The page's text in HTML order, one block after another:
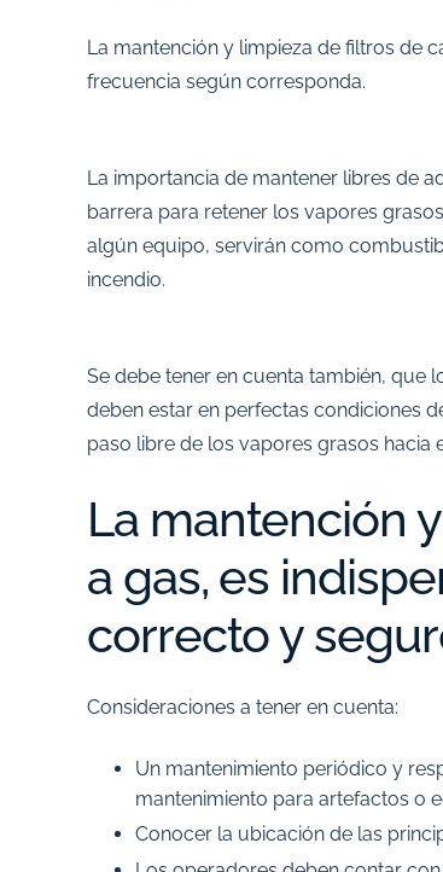
La mantención y limpieza de filtros de
frecuencia según corresponda.
La importancia de mantener libres de
barrera para retener los vapores
algún equipo, servirán como
incendio.
Se debe tener en cuenta también, que
deben estar en perfectas condiciones
paso libre de los vapores grasos hacia
La mantención
a gas, es
correcto y
Consideraciones a tener en cuenta:
Un mantenimiento periódico y
mantenimiento para artefactos o
Conocer la ubicación de las